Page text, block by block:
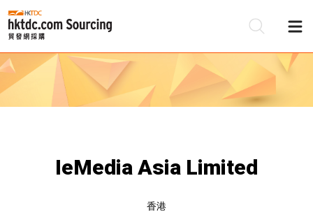
IeMedia Asia Limited
香港